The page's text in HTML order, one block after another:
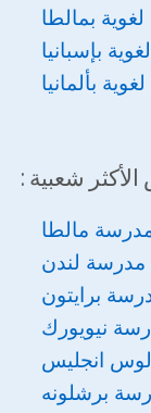
لغوية بمالطا
بإسبانيا
بألمانيا
شعبية :
مالطا
مدرسة لندن
برايتون
نيويورك
لوس انجليس
برشلونه